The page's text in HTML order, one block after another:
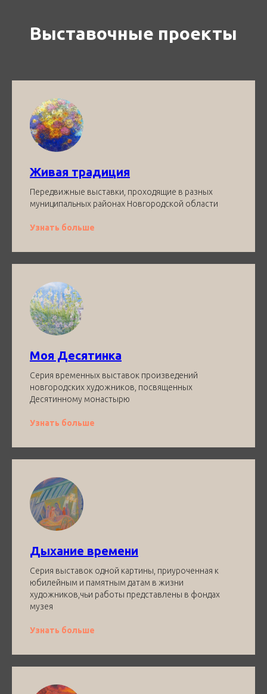
Выставочные проекты
Живая традиция
Передвижные выставки, проходящие в разных
муниципальных районах Новгородской области
Узнать больше
Моя Десятинка
Серия временных выставок произведений
новгородских художников, посвященных
Десятинному монастырю
Узнать больше
Дыхание времени
Серия выставок одной картины, приуроченная к
юбилейным и памятным датам в жизни
художников,чьи работы представлены в фондах
музея
Узнать больше